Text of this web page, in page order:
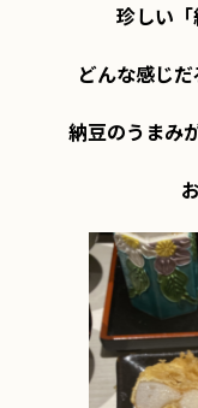
珍しい「
どんな感じだ
納豆のうまみ